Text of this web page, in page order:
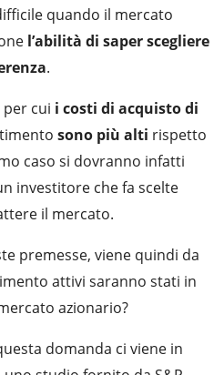
quando il mercato
l’abilità di saper scegliere
.
cui i costi di acquisto di
sono più alti rispetto
caso si dovranno infatti
investitore che fa scelte
il mercato.
premesse, viene quindi da
attivi saranno stati in
azionario?
domanda ci viene in